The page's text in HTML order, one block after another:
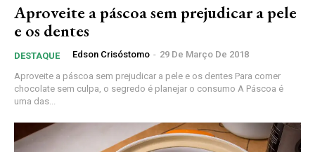
Aproveite a páscoa sem prejudicar a pele
e os dentes
DESTAQUE Edson Crisóstomo - 29 De Março De 2018
Aproveite a páscoa sem prejudicar a pele e os dentes Para comer
chocolate sem culpa, o segredo é planejar o consumo A Páscoa é
uma das...